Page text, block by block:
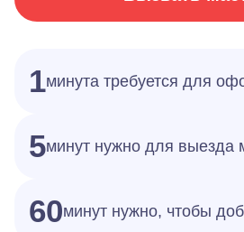
1минута требуется для
5минут нужно для выезда
60минут нужно, чтобы